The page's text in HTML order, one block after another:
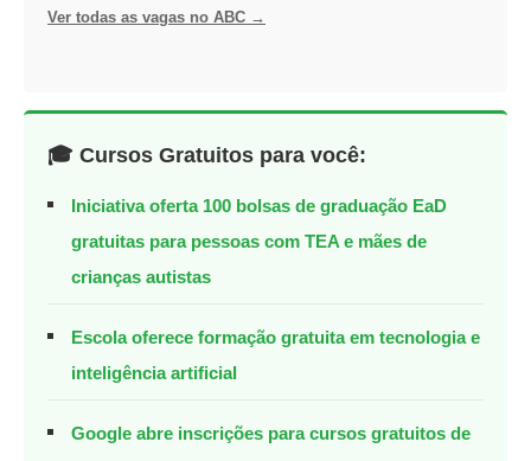
Ver todas as vagas no ABC →
🎓 Cursos Gratuitos para você:
Iniciativa oferta 100 bolsas de graduação EaD
gratuitas para pessoas com TEA e mães de
crianças autistas
Escola oferece formação gratuita em tecnologia e
inteligência artificial
Google abre inscrições para cursos gratuitos de